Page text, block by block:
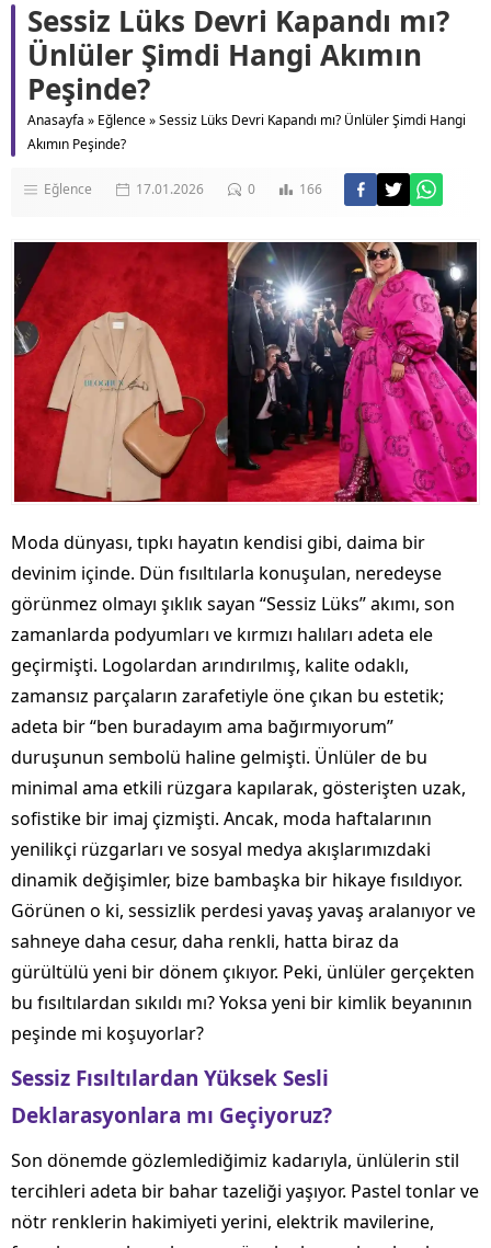
Sessiz Lüks Devri Kapandı mı?
Ünlüler Şimdi Hangi Akımın
Peşinde?
Anasayfa » Eğlence»Sessiz Lüks Devri Kapandı mı? Ünlüler Şimdi Hangi
Akımın Peşinde?
Eğlence 17.01.2026 0 166
Moda dünyası, tıpkı hayatın kendisi gibi, daima bir
devinim içinde. Dün fısıltılarla konuşulan, neredeyse
görünmez olmayı şıklık sayan “Sessiz Lüks” akımı, son
zamanlarda podyumları ve kırmızı halıları adeta ele
geçirmişti. Logolardan arındırılmış, kalite odaklı,
zamansız parçaların zarafetiyle öne çıkan bu estetik;
adeta bir “ben buradayım ama bağırmıyorum”
duruşunun sembolü haline gelmişti. Ünlüler de bu
minimal ama etkili rüzgara kapılarak, gösterişten uzak,
sofistike bir imaj çizmişti. Ancak, moda haftalarının
yenilikçi rüzgarları ve sosyal medya akışlarımızdaki
dinamik değişimler, bize bambaşka bir hikaye fısıldıyor.
Görünen o ki, sessizlik perdesi yavaş yavaş aralanıyor ve
sahneye daha cesur, daha renkli, hatta biraz da
gürültülü yeni bir dönem çıkıyor. Peki, ünlüler gerçekten
bu fısıltılardan sıkıldı mı? Yoksa yeni bir kimlik beyanının
peşinde mi koşuyorlar?
Sessiz Fısıltılardan Yüksek Sesli
Deklarasyonlara mı Geçiyoruz?
Son dönemde gözlemlediğimiz kadarıyla, ünlülerin stil
tercihleri adeta bir bahar tazeliği yaşıyor. Pastel tonlar ve
nötr renklerin hakimiyeti yerini, elektrik mavilerine,